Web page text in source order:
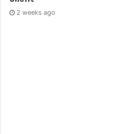
2 weeks ago